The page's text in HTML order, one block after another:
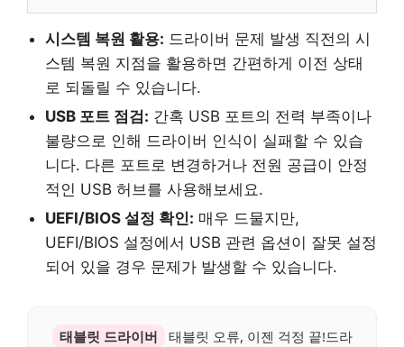
시스템 복원 활용: 드라이버 문제 발생 직전의 시
스템 복원 지점을 활용하면 간편하게 이전 상태
로 되돌릴 수 있습니다.
USB 포트 점검: 간혹 USB 포트의 전력 부족이나
불량으로 인해 드라이버 인식이 실패할 수 있습
니다. 다른 포트로 변경하거나 전원 공급이 안정
적인 USB 허브를 사용해보세요.
UEFI/BIOS 설정 확인: 매우 드물지만,
UEFI/BIOS 설정에서 USB 관련 옵션이 잘못 설정
되어 있을 경우 문제가 발생할 수 있습니다.
태블릿 드라이버
태블릿 오류, 이젠 걱정 끝!드라